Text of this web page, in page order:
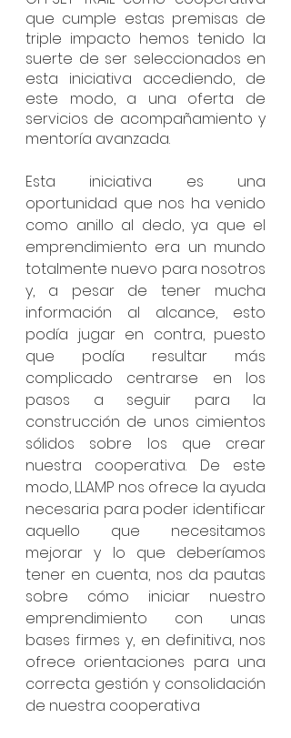
que cumple estas premisas de
triple impacto hemos tenido la
suerte de ser seleccionados en
esta iniciativa accediendo, de
este modo, a una oferta de
servicios de acompañamiento y
mentoría avanzada.
Esta iniciativa es una
oportunidad que nos ha venido
como anillo al dedo, ya que el
emprendimiento era un mundo
totalmente nuevo para nosotros
y, a pesar de tener mucha
información al alcance, esto
podía jugar en contra, puesto
que podía resultar más
complicado centrarse en los
pasos a seguir para la
construcción de unos cimientos
sólidos sobre los que crear
nuestra cooperativa. De este
modo, LLAMP nos ofrece la ayuda
necesaria para poder identificar
aquello que necesitamos
mejorar y lo que deberíamos
tener en cuenta, nos da pautas
sobre cómo iniciar nuestro
emprendimiento con unas
bases firmes y, en definitiva, nos
ofrece orientaciones para una
correcta gestión y consolidación
de nuestra cooperativa